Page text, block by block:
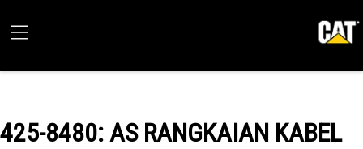
425-8480: AS RANGKAIAN KABEL